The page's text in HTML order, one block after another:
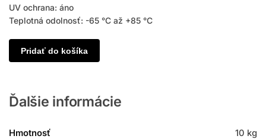
UV ochrana: áno
Teplotná odolnosť: -65 °C až +85 °C
Pridať do košíka
Ďalšie informácie
Hmotnosť 10 kg